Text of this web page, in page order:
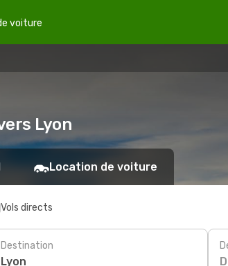
voiture
Lyon
Location de voiture
Vols directs
Destination